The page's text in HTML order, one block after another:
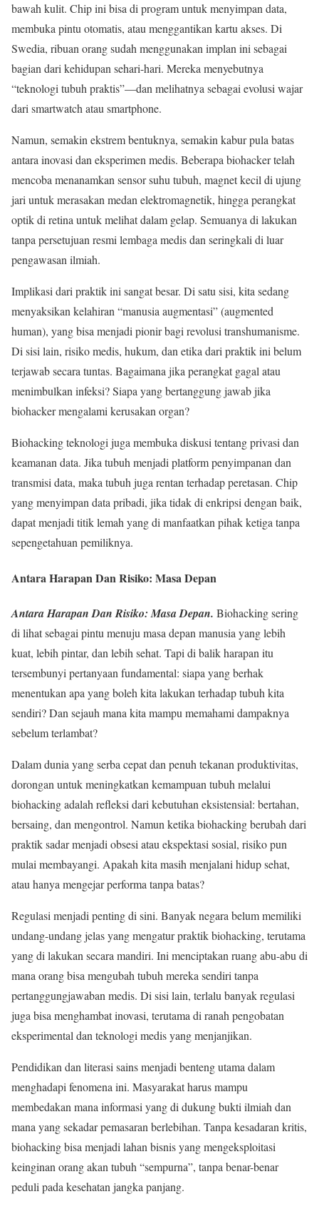
bawah kulit. Chip ini bisa di program untuk menyimpan data,
membuka pintu otomatis, atau menggantikan kartu akses. Di
Swedia, ribuan orang sudah menggunakan implan ini sebagai
bagian dari kehidupan sehari-hari. Mereka menyebutnya
“teknologi tubuh praktis”—dan melihatnya sebagai evolusi wajar
dari smartwatch atau smartphone.
Namun, semakin ekstrem bentuknya, semakin kabur pula batas
antara inovasi dan eksperimen medis. Beberapa biohacker telah
mencoba menanamkan sensor suhu tubuh, magnet kecil di ujung
jari untuk merasakan medan elektromagnetik, hingga perangkat
optik di retina untuk melihat dalam gelap. Semuanya di lakukan
tanpa persetujuan resmi lembaga medis dan seringkali di luar
pengawasan ilmiah.
Implikasi dari praktik ini sangat besar. Di satu sisi, kita sedang
menyaksikan kelahiran “manusia augmentasi” (augmented
human), yang bisa menjadi pionir bagi revolusi transhumanisme.
Di sisi lain, risiko medis, hukum, dan etika dari praktik ini belum
terjawab secara tuntas. Bagaimana jika perangkat gagal atau
menimbulkan infeksi? Siapa yang bertanggung jawab jika
biohacker mengalami kerusakan organ?
Biohacking teknologi juga membuka diskusi tentang privasi dan
keamanan data. Jika tubuh menjadi platform penyimpanan dan
transmisi data, maka tubuh juga rentan terhadap peretasan. Chip
yang menyimpan data pribadi, jika tidak di enkripsi dengan baik,
dapat menjadi titik lemah yang di manfaatkan pihak ketiga tanpa
sepengetahuan pemiliknya.
Antara Harapan Dan Risiko: Masa Depan
Antara Harapan Dan Risiko: Masa Depan. Biohacking sering
di lihat sebagai pintu menuju masa depan manusia yang lebih
kuat, lebih pintar, dan lebih sehat. Tapi di balik harapan itu
tersembunyi pertanyaan fundamental: siapa yang berhak
menentukan apa yang boleh kita lakukan terhadap tubuh kita
sendiri? Dan sejauh mana kita mampu memahami dampaknya
sebelum terlambat?
Dalam dunia yang serba cepat dan penuh tekanan produktivitas,
dorongan untuk meningkatkan kemampuan tubuh melalui
biohacking adalah refleksi dari kebutuhan eksistensial: bertahan,
bersaing, dan mengontrol. Namun ketika biohacking berubah dari
praktik sadar menjadi obsesi atau ekspektasi sosial, risiko pun
mulai membayangi. Apakah kita masih menjalani hidup sehat,
atau hanya mengejar performa tanpa batas?
Regulasi menjadi penting di sini. Banyak negara belum memiliki
undang-undang jelas yang mengatur praktik biohacking, terutama
yang di lakukan secara mandiri. Ini menciptakan ruang abu-abu di
mana orang bisa mengubah tubuh mereka sendiri tanpa
pertanggungjawaban medis. Di sisi lain, terlalu banyak regulasi
juga bisa menghambat inovasi, terutama di ranah pengobatan
eksperimental dan teknologi medis yang menjanjikan.
Pendidikan dan literasi sains menjadi benteng utama dalam
menghadapi fenomena ini. Masyarakat harus mampu
membedakan mana informasi yang di dukung bukti ilmiah dan
mana yang sekadar pemasaran berlebihan. Tanpa kesadaran kritis,
biohacking bisa menjadi lahan bisnis yang mengeksploitasi
keinginan orang akan tubuh “sempurna”, tanpa benar-benar
peduli pada kesehatan jangka panjang.